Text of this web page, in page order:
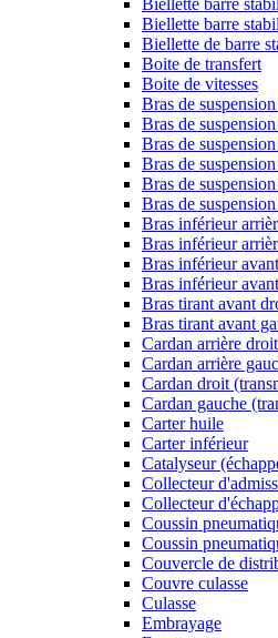
Biellette barre
Biellette barre
Biellette de barre
Boite de transfert
Boite de vitesses
Bras de
Bras de
Bras de
Bras de
Bras de
Bras de
Bras inférieur
Bras inférieur
Bras inférieur
Bras inférieur
Bras tirant avant
Bras tirant avant
Cardan arrière
Cardan arrière
Cardan droit
Cardan gauche
Carter huile
Carter inférieur
Catalyseur
Collecteur
Collecteur
Coussin
Coussin
Couvercle de
Couvre culasse
Culasse
Embrayage